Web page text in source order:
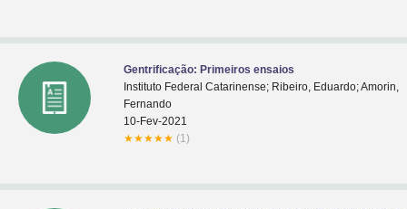
Gentrificação: Primeiros ensaios
Instituto Federal Catarinense; Ribeiro, Eduardo; Amorin,
Fernando
10-Fev-2021
★★★★★ (1)